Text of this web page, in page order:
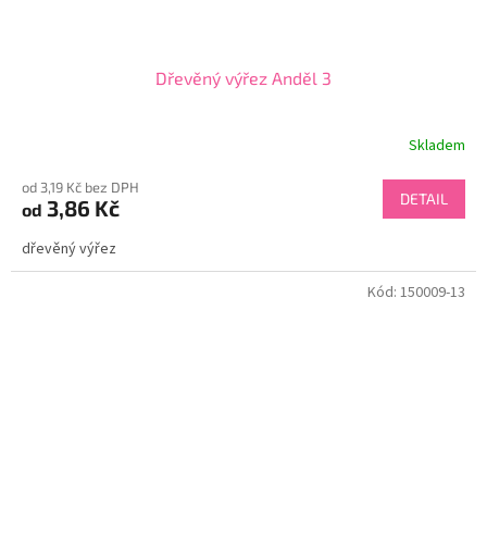
Dřevěný výřez Anděl 3
Skladem
od 3,19 Kč bez DPH
od 3,86 Kč DETAIL
dřevěný výřez
Kód: 150009-13